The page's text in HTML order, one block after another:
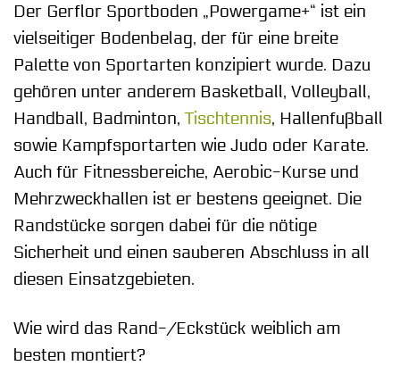
Der Gerflor Sportboden „Powergame+“ ist ein
vielseitiger Bodenbelag, der für eine breite
Palette von Sportarten konzipiert wurde. Dazu
gehören unter anderem Basketball, Volleyball,
Handball, Badminton,Tischtennis, Hallenfußball
sowie Kampfsportarten wie Judo oder Karate.
Auch für Fitnessbereiche, Aerobic-Kurse und
Mehrzweckhallen ist er bestens geeignet. Die
Randstücke sorgen dabei für die nötige
Sicherheit und einen sauberen Abschluss in all
diesen Einsatzgebieten.
Wie wird das Rand-/Eckstück weiblich am
besten montiert?